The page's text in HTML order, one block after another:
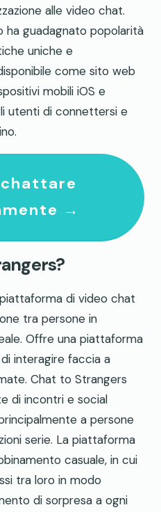
alle video chat.
ha guadagnato popolarità
uniche e
come sito web
mobili iOS e
utenti di connettersi e
→
di video chat
tra persone in
Offre una piattaforma
interagire faccia a
Chat to Strangers
di incontri e social
a persone
serie. La piattaforma
casuale, in cui
tra loro in modo
di sorpresa a ogni